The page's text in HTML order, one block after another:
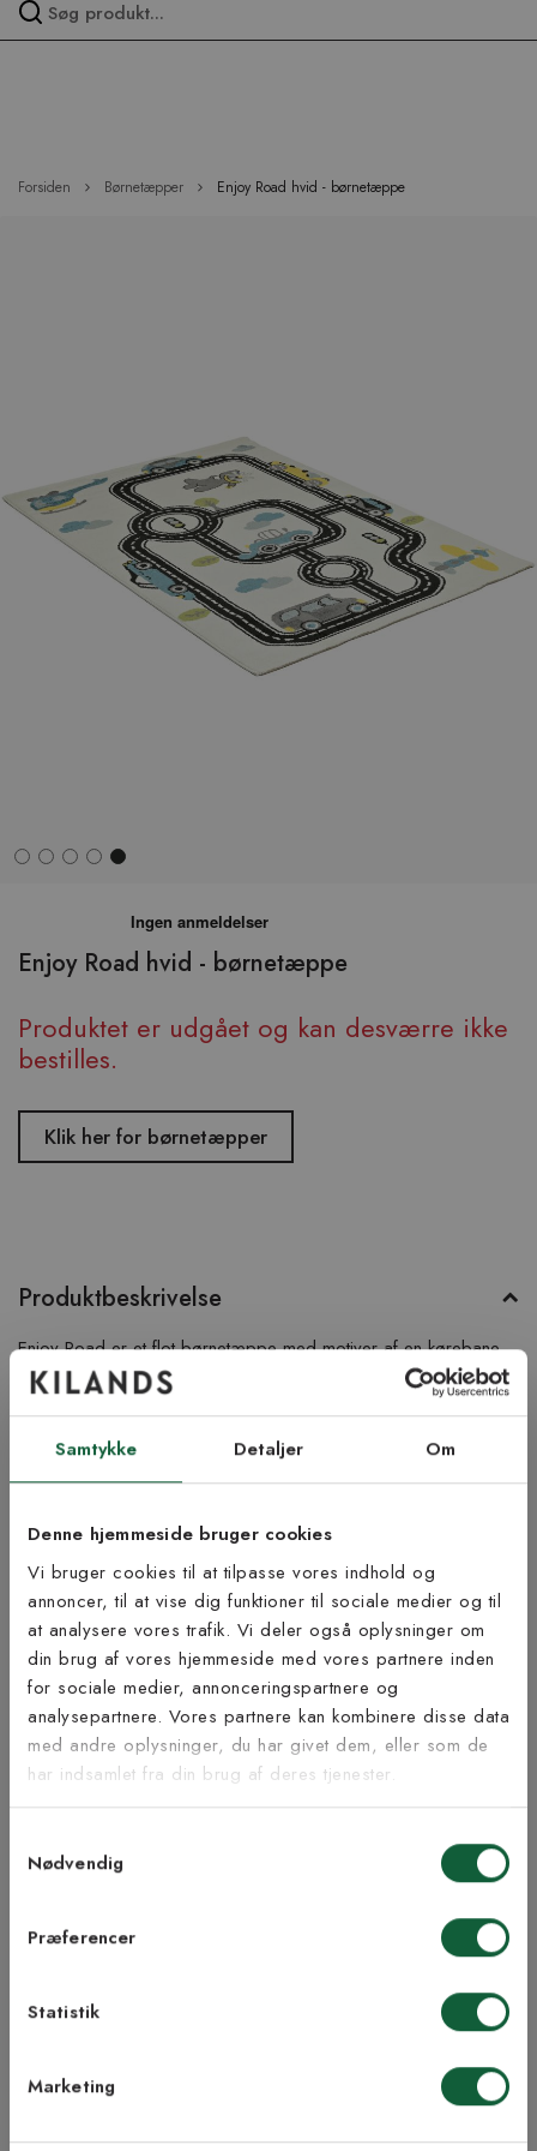
Samtykke Detaljer Om
Denne hjemmeside bruger cookies
Vi bruger cookies til at tilpasse vores indhold og
annoncer, til at vise dig funktioner til sociale medier og til
at analysere vores trafik. Vi deler også oplysninger om
din brug af vores hjemmeside med vores partnere inden
for sociale medier, annonceringspartnere og
analysepartnere. Vores partnere kan kombinere disse data
med andre oplysninger, du har givet dem, eller som de
har indsamlet fra din brug af deres tjenester.
Nødvendig
Præferencer
Statistik
Marketing
Forsiden Børnetæpper Enjoy Road hvid - børnetæppe
Enjoy Road hvid - børnetæppe
Produktet er udgået og kan desværre ikke
bestilles.
Klik her for børnetæpper
begyndelsen
af
Produktbeskrivelse
Enjoy Road er et flot børnetæppe med motiver af en kørebane
med biler, flyvemaskiner og en helikopter. Tæppet er
maskinvævet med en kort luv, og det er kantsyet langs de lange
Produktinformation
Bæredygtighed
Inspiration fra @kilandsofficial
Tilmeld dig vores
nyhedsbrev
Vær blandt de første til at modtage vores tilbud,
tips og nyheder.
Samtykke til Kilands vilkår
modtage nyhedsbreve fra Kilands